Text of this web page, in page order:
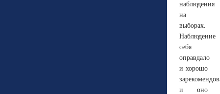
наблюдения
на
выборах.
Наблюдение
себя
оправдало
и хорошо
и оно